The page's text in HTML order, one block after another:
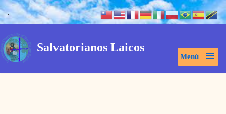
al
contenido
.
Salvatorianos Laicos
Menú